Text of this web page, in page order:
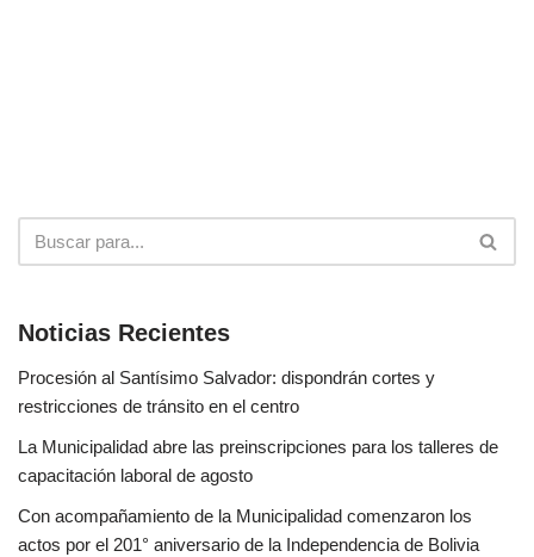
Noticias Recientes
Procesión al Santísimo Salvador: dispondrán cortes y
restricciones de tránsito en el centro
La Municipalidad abre las preinscripciones para los talleres de
capacitación laboral de agosto
Con acompañamiento de la Municipalidad comenzaron los
actos por el 201° aniversario de la Independencia de Bolivia